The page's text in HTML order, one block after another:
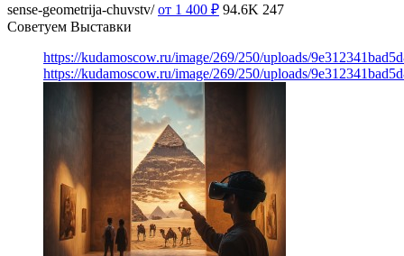
sense-geometrija-chuvstv/ от 1 400 ₽ 94.6K 247
Советуем Выставки
https://kudamoscow.ru/image/269/250/uploads/
https://kudamoscow.ru/image/269/250/uploads/